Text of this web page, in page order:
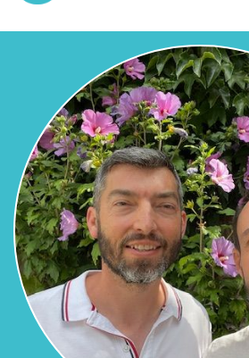
FAÇADE COURS
Previous